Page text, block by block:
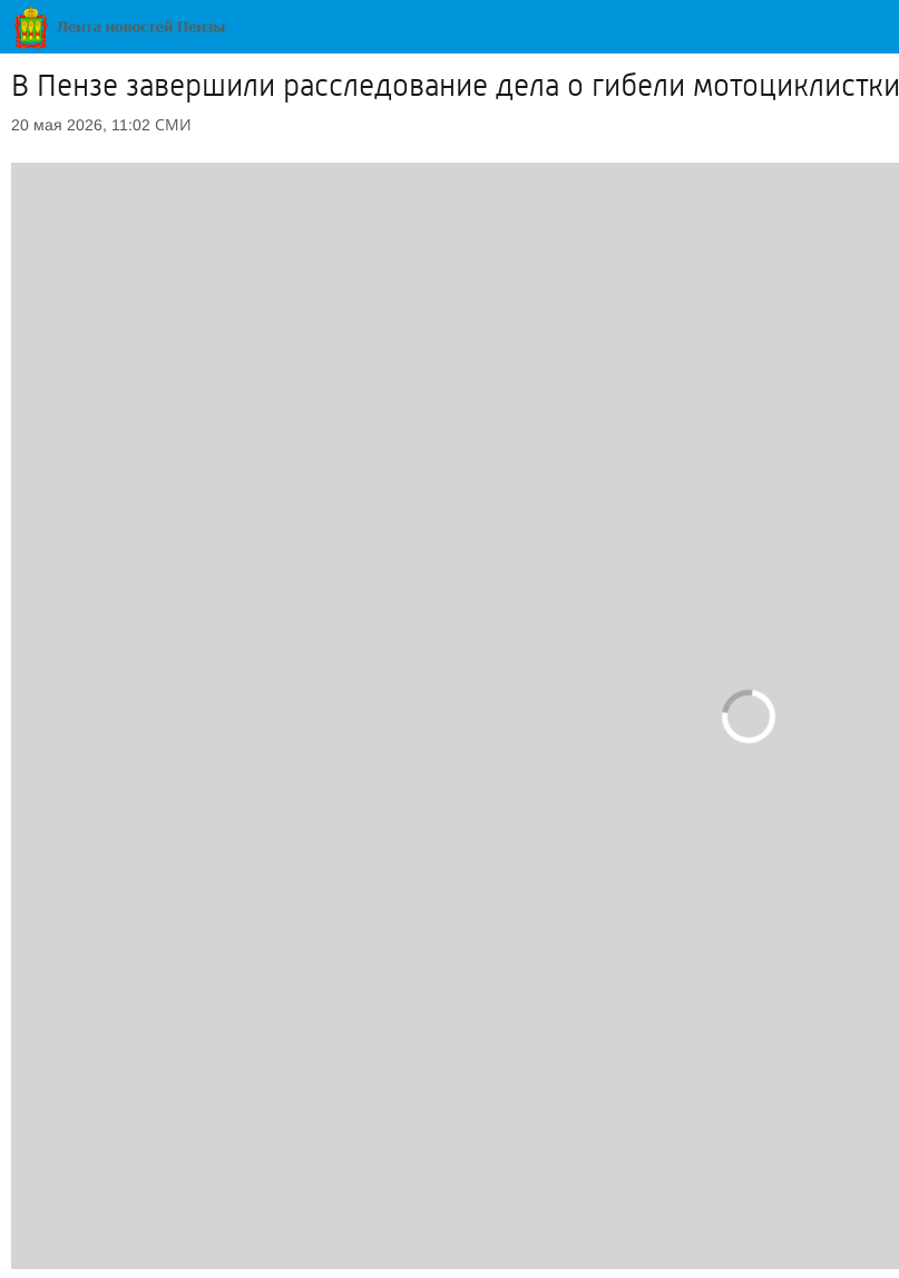
В Пензе завершили расследование дела о гибели мотоциклистки
20 мая 2026, 11:02 СМИ